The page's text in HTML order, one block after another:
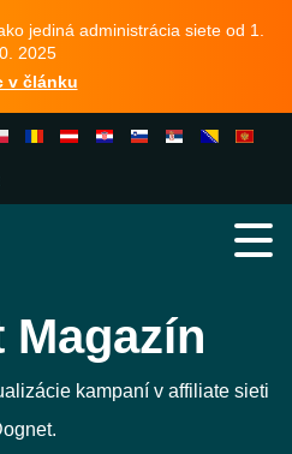
jediná administrácia siete od 1.
2025
v článku
Magazín
kampaní v affiliate sieti